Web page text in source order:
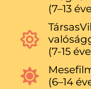
(7–13
(7-15
(6–14